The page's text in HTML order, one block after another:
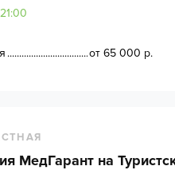
от 65 000 р.
МедГарант на